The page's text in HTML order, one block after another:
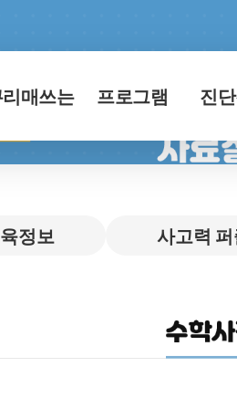
매쓰는 프로그램 진
정보 사고력